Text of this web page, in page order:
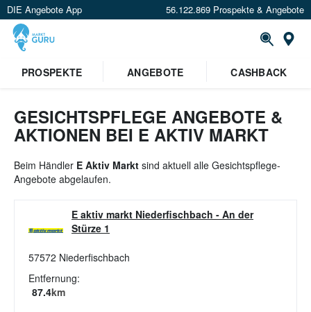
DIE Angebote App 56.122.869 Prospekte & Angebote
Standort festlegen
PROSPEKTE ANGEBOTE CASHBACK
GESICHTSPFLEGE ANGEBOTE &
AKTIONEN BEI E AKTIV MARKT
Beim Händler E Aktiv Markt sind aktuell alle Gesichtspflege-
Angebote abgelaufen.
E aktiv markt Niederfischbach - An der
Stürze 1
57572 Niederfischbach
Entfernung:
87.4km